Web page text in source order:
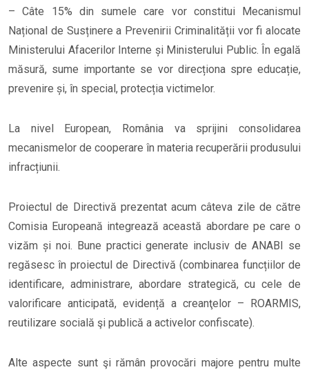
– Câte 15% din sumele care vor constitui Mecanismul
Național de Susținere a Prevenirii Criminalității vor fi alocate
Ministerului Afacerilor Interne și Ministerului Public. În egală
măsură, sume importante se vor direcționa spre educație,
prevenire și, în special, protecția victimelor.
La nivel European, România va sprijini consolidarea
mecanismelor de cooperare în materia recuperării produsului
infracțiunii.
Proiectul de Directivă prezentat acum câteva zile de către
Comisia Europeană integrează această abordare pe care o
vizăm și noi. Bune practici generate inclusiv de ANABI se
regăsesc în proiectul de Directivă (combinarea funcțiilor de
identificare, administrare, abordare strategică, cu cele de
valorificare anticipată, evidență a creanţelor – ROARMIS,
reutilizare socială şi publică a activelor confiscate).
Alte aspecte sunt şi rămân provocări majore pentru multe